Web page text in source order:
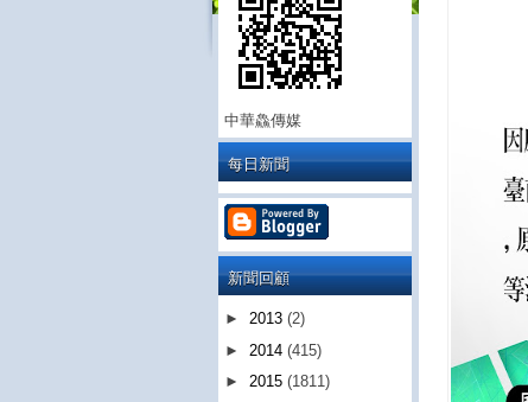
中華鱻傳媒
每日新聞
新聞回顧
► 2013 (2)
► 2014 (415)
► 2015 (1811)